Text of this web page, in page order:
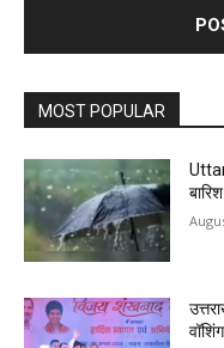
MOST POPULAR